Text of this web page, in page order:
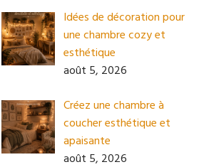
Idées de décoration pour
une chambre cozy et
esthétique
août 5, 2026
Créez une chambre à
coucher esthétique et
apaisante
août 5, 2026